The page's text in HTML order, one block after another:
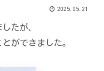
2025.05.21
たが、
ができました。